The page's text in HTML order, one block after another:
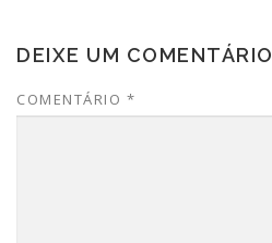
DEIXE UM COMENTÁRIO
COMENTÁRIO *